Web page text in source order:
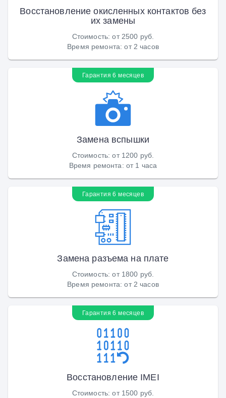
Восстановление окисленных контактов без
их замены
Стоимость:от 2500 руб.
Время ремонта:от 2 часов
Гарантия 6 месяцев
Замена вспышки
Стоимость:от 1200 руб.
Время ремонта: от 1 часа
Гарантия 6 месяцев
Замена разъема на плате
Стоимость:от 1800 руб.
Время ремонта:от 2 часов
Гарантия 6 месяцев
Восстановление IMEI
Стоимость:от 1500 руб.